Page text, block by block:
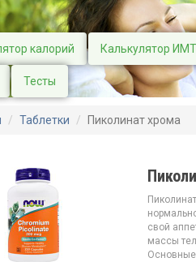
калорий Калькулятор ИМТ
Тесты
Таблетки Пиколинат хрома
свой
массы
Основные